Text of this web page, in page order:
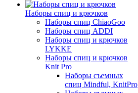
Наборы спиц и крючков
Наборы спиц ChiaoGoo
Наборы спиц ADDI
Наборы спиц и крючков
LYKKE
Наборы спиц и крючков
Knit Pro
Наборы съемных
спиц Mindful, KnitPro